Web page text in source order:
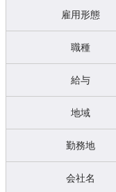
雇用形態
職種
給与
地域
勤務地
会社名